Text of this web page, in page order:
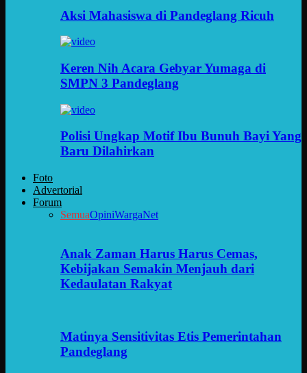
Aksi Mahasiswa di Pandeglang Ricuh
Keren Nih Acara Gebyar Yumaga di
SMPN 3 Pandeglang
Polisi Ungkap Motif Ibu Bunuh Bayi Yang
Baru Dilahirkan
Foto
Advertorial
Forum
SemuaOpiniWargaNet
Anak Zaman Harus Harus Cemas,
Kebijakan Semakin Menjauh dari
Kedaulatan Rakyat
Matinya Sensitivitas Etis Pemerintahan
Pandeglang